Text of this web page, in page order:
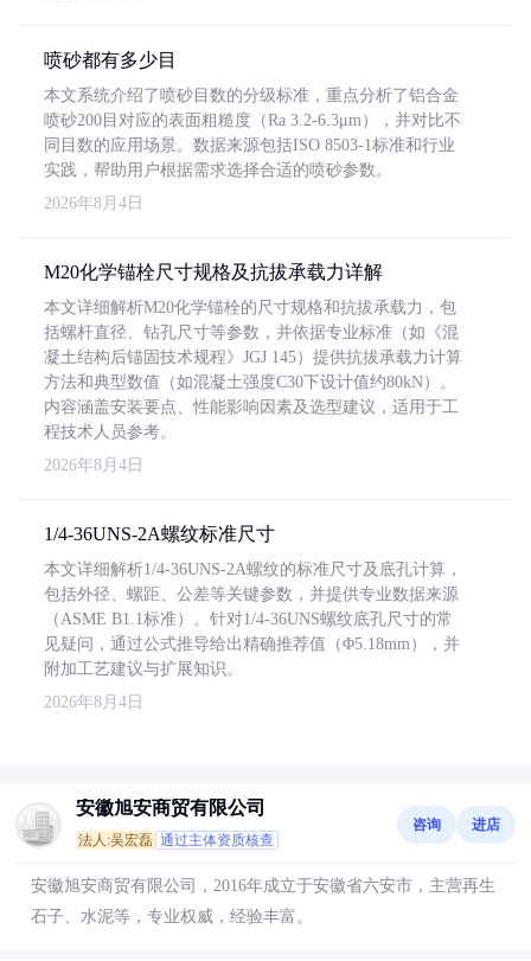
喷砂都有多少目
本文系统介绍了喷砂目数的分级标准，重点分析了铝合金
喷砂200目对应的表面粗糙度（Ra 3.2-6.3μm），并对比不
同目数的应用场景。数据来源包括ISO 8503-1标准和行业
实践，帮助用户根据需求选择合适的喷砂参数。
2026年8月4日
M20化学锚栓尺寸规格及抗拔承载力详解
本文详细解析M20化学锚栓的尺寸规格和抗拔承载力，包
括螺杆直径、钻孔尺寸等参数，并依据专业标准（如《混
凝土结构后锚固技术规程》JGJ 145）提供抗拔承载力计算
方法和典型数值（如混凝土强度C30下设计值约80kN）。
内容涵盖安装要点、性能影响因素及选型建议，适用于工
程技术人员参考。
2026年8月4日
1/4-36UNS-2A螺纹标准尺寸
本文详细解析1/4-36UNS-2A螺纹的标准尺寸及底孔计算，
包括外径、螺距、公差等关键参数，并提供专业数据来源
（ASME B1.1标准）。针对1/4-36UNS螺纹底孔尺寸的常
见疑问，通过公式推导给出精确推荐值（Φ5.18mm），并
附加工艺建议与扩展知识。
2026年8月4日
安徽旭安商贸有限公司
法人:吴宏磊 通过主体资质核查
咨询 进店
安徽旭安商贸有限公司，2016年成立于安徽省六安市，主营再生
石子、水泥等，专业权威，经验丰富。